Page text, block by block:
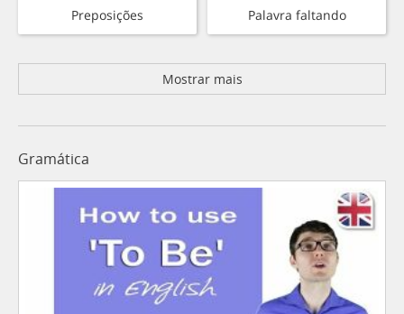
Preposições Palavra faltando
Mostrar mais
Gramática